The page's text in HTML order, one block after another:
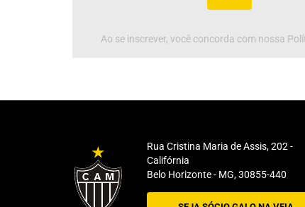
Ao se inscrever, você concorda com nossa
Rua Cristina Maria de Assis, 202 -
Califórnia
Belo Horizonte - MG, 30855-440